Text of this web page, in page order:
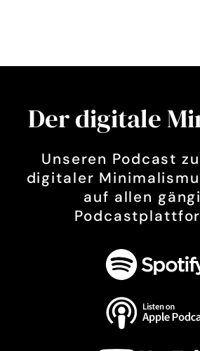
Der digitale
Unseren Podcast
digitaler
auf allen